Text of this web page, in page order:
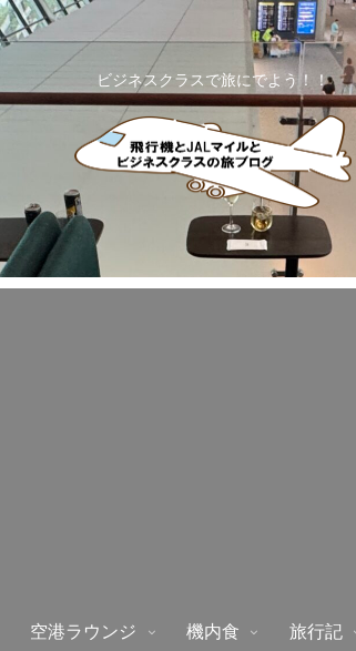
ビジネスクラスで旅にでよう！！
空港ラウンジ 機内食 旅行記